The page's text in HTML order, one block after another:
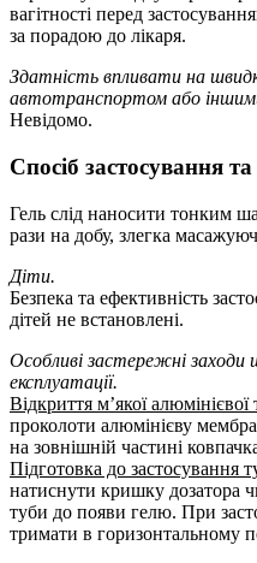
вагітності перед
за порадою до лікаря.
Здатність впливати на
автотранспортом або
Невідомо.
Спосіб застосування
Гель слід наносити тонким
рази на добу, злегка
Діти.
Безпека та ефективність
дітей не встановлені.
Особливі застережні заходи
експлуатації.
Відкриття м’якої алюмінієвої
проколоти алюмінієву
на зовнішній частині
Підготовка до застосування
натиснути кришку дозатора
туби до появи гелю. При
тримати в горизонтальному